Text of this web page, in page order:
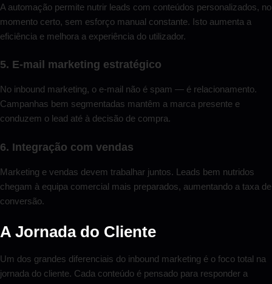
A automação permite nutrir leads com conteúdos personalizados, no
momento certo, sem esforço manual constante. Isto aumenta a
eficiência e melhora a experiência do utilizador.
5. E-mail marketing estratégico
No inbound marketing, o e-mail não é spam — é relacionamento.
Campanhas bem segmentadas mantêm a marca presente e
conduzem o lead até à decisão de compra.
6. Integração com vendas
Marketing e vendas devem trabalhar juntos. Leads bem nutridos
chegam à equipa comercial mais preparados, aumentando a taxa de
conversão.
A Jornada do Cliente
Um dos grandes diferenciais do inbound marketing é o foco total na
jornada do cliente. Cada conteúdo é pensado para responder a